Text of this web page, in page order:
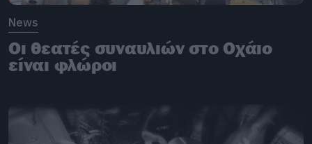
News
Οι θεατές συναυλιών στο Οχάιο
είναι φλώροι